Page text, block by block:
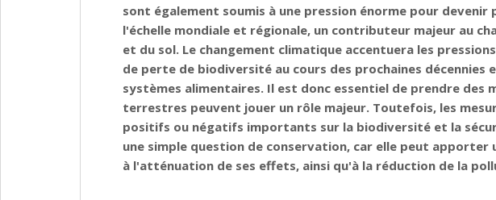
sont également soumis à une pression énorme pour
l'échelle mondiale et régionale, un contributeur majeur au
et du sol. Le changement climatique accentuera les
de perte de biodiversité au cours des prochaines
systèmes alimentaires. Il est donc essentiel de prendre
terrestres peuvent jouer un rôle majeur. Toutefois, les
positifs ou négatifs importants sur la biodiversité et la
une simple question de conservation, car elle peut
à l'atténuation de ses effets, ainsi qu'à la réduction de la